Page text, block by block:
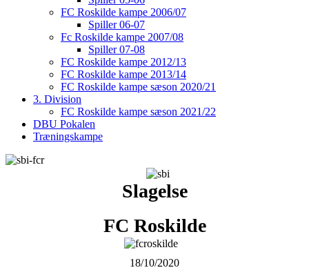
FC Roskilde kampe 2006/07
Spiller 06-07
Fc Roskilde kampe 2007/08
Spiller 07-08
FC Roskilde kampe 2012/13
FC Roskilde kampe 2013/14
FC Roskilde kampe sæson 2020/21
3. Division
FC Roskilde kampe sæson 2021/22
DBU Pokalen
Træningskampe
Slagelse
FC Roskilde
18/10/2020